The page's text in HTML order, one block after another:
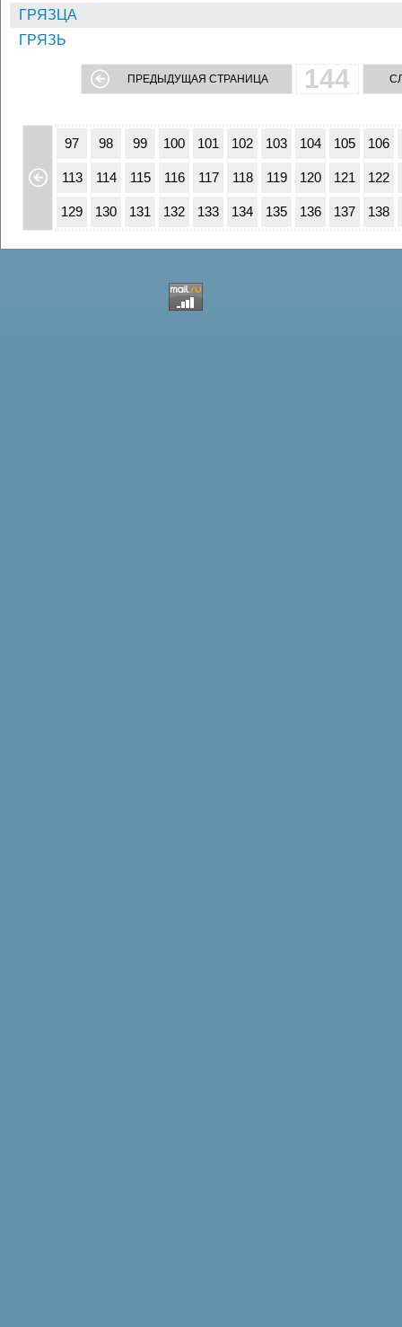
ГРЯЗЦА
ГРЯЗЬ
ПРЕДЫДУЩАЯ СТРАНИЦА 144
80
97 98 99 100 101 102 103 104 105 106
113 114 115 116 117 118 119 120 121 122
129 130 131 132 133 134 135 136 137 138